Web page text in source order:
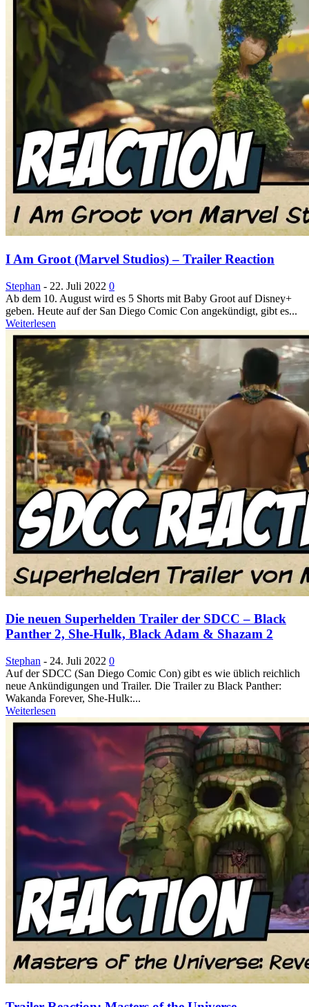
I Am Groot (Marvel Studios) – Trailer Reaction
Stephan - 22. Juli 2022 0
Ab dem 10. August wird es 5 Shorts mit Baby Groot auf Disney+
geben. Heute auf der San Diego Comic Con angekündigt, gibt es...
Weiterlesen
Die neuen Superhelden Trailer der SDCC – Black
Panther 2, She-Hulk, Black Adam & Shazam 2
Stephan - 24. Juli 2022 0
Auf der SDCC (San Diego Comic Con) gibt es wie üblich reichlich
neue Ankündigungen und Trailer. Die Trailer zu Black Panther:
Wakanda Forever, She-Hulk:...
Weiterlesen